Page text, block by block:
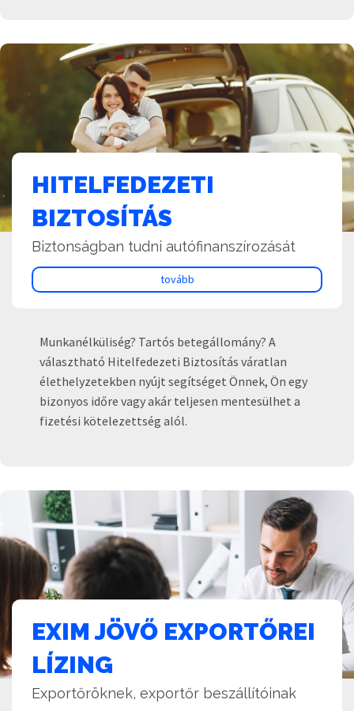
HITELFEDEZETI
BIZTOSÍTÁS
Biztonságban tudni autófinanszírozását
tovább
Munkanélküliség? Tartós betegállomány? A
választható Hitelfedezeti Biztosítás váratlan
élethelyzetekben nyújt segítséget Önnek, Ön egy
bizonyos időre vagy akár teljesen mentesülhet a
fizetési kötelezettség alól.
EXIM JÖVŐ EXPORTŐREI
LÍZING
Exportőröknek, exportőr beszállítóinak